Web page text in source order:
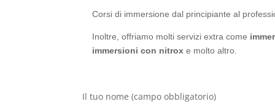
Corsi di immersione dal principiante al
Inoltre, offriamo molti servizi extra come
immersioni con nitrox e molto altro.
Il tuo nome (campo obbligatorio)